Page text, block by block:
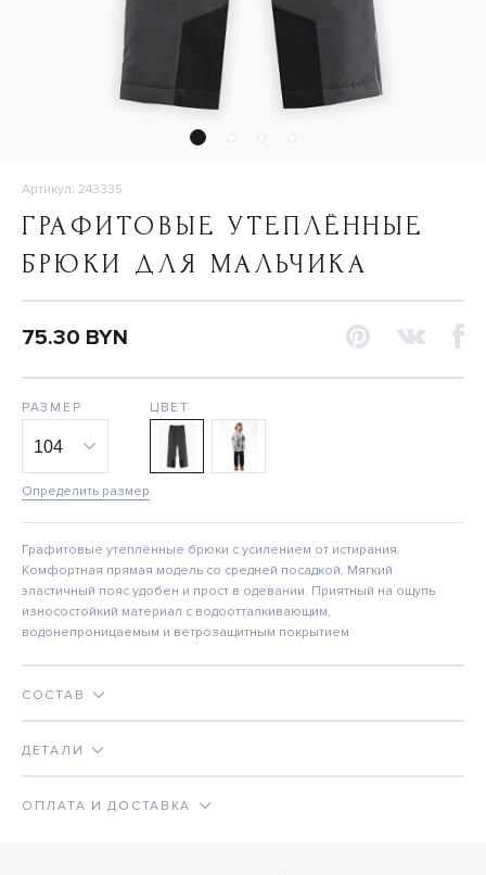
Артикул: 243335
ГРАФИТОВЫЕ УТЕПЛЁННЫЕ
БРЮКИ ДЛЯ МАЛЬЧИКА
75.30 BYN
РАЗМЕР
Определить размер
ЦВЕТ
Графитовые утеплённые брюки с усилением от истирания.
Комфортная прямая модель со средней посадкой. Мягкий
эластичный пояс удобен и прост в одевании. Приятный на ощупь
износостойкий материал с водоотталкивающим,
водонепроницаемым и ветрозащитным покрытием
СОСТАВ
ДЕТАЛИ
ОПЛАТА И ДОСТАВКА